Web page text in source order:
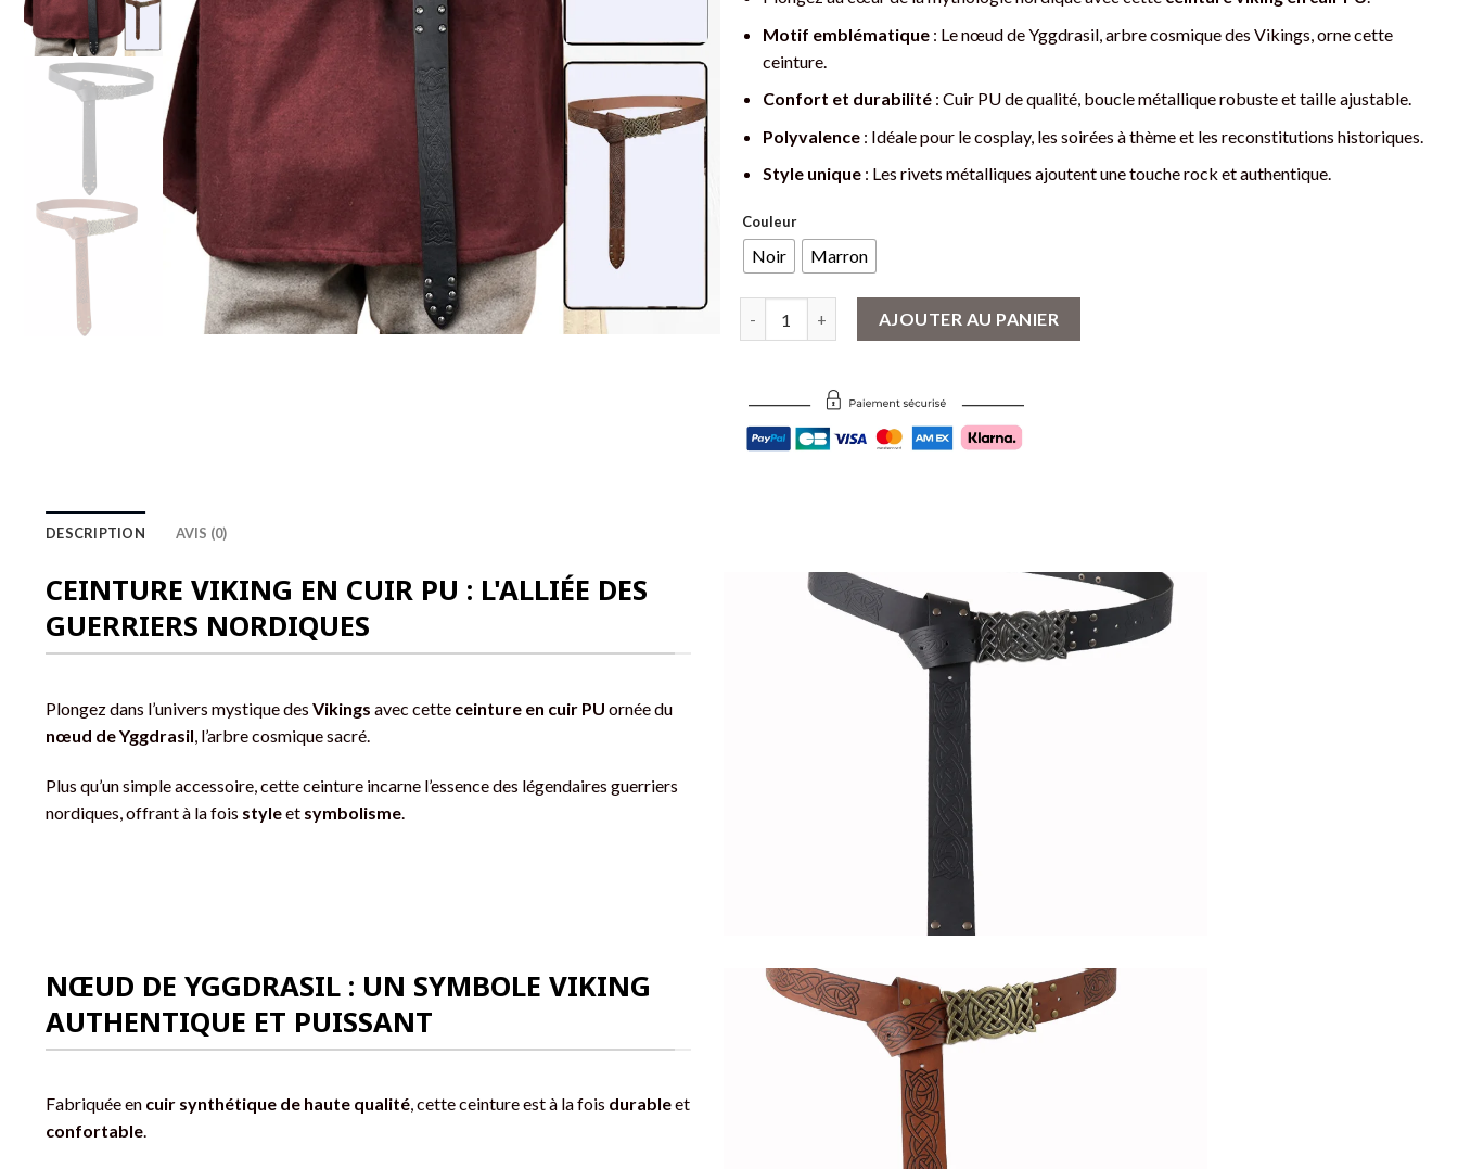
Motif emblématique: Le nœud de Yggdrasil, arbre cosmique des Vikings, orne cette
ceinture.
Confort et durabilité: Cuir PU de qualité, boucle métallique robuste et taille ajustable.
Polyvalence: Idéale pour le cosplay, les soirées à thème et les reconstitutions historiques.
Style unique: Les rivets métalliques ajoutent une touche rock et authentique.
Couleur
Noir Marron
AJOUTER AU PANIER
DESCRIPTION AVIS (0)
CEINTURE VIKING EN CUIR PU : L'ALLIÉE DES
GUERRIERS NORDIQUES
Plongez dans l’univers mystique des Vikings avec cette ceinture en cuir PU ornée du
nœud de Yggdrasil , l’arbre cosmique sacré.
Plus qu’un simple accessoire, cette ceinture incarne l’essence des légendaires guerriers
nordiques, offrant à la fois styleet symbolisme
NŒUD DE YGGDRASIL : UN SYMBOLE VIKING
AUTHENTIQUE ET PUISSANT
Fabriquée en cuir synthétique de haute qualité, cette ceinture est à la fois durableet
confortable.